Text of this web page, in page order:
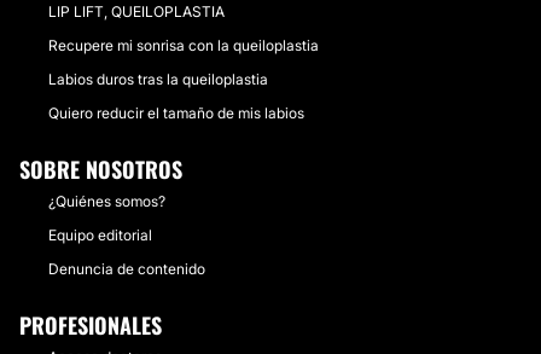
LIP LIFT, QUEILOPLASTIA
Recupere mi sonrisa con la queiloplastia
Labios duros tras la queiloplastia
Quiero reducir el tamaño de mis labios
SOBRE NOSOTROS
¿Quiénes somos?
Equipo editorial
Denuncia de contenido
PROFESIONALES